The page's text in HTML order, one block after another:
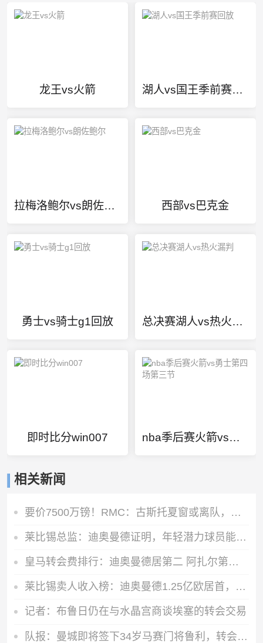
龙王vs火箭 湖人vs国王季前赛回放
拉梅洛鲍尔vs朗佐鲍尔 西部vs巴克金
勇士vs骑士g1回放 总决赛湖人vs热火漏判
即时比分win007 nba季后赛火箭vs勇士第四场第三节
相关新闻
要价7500万镑！RMC：古斯托夏窗或离队，曼城不愿满足切尔西要价
莱比锡总监：迪奥曼德证明，年轻潜力球员能在我们这得到巨大提升
皇马转会费排行：迪奥曼德居第二 阿扎尔第三 C罗第五 齐达内第七
莱比锡卖人收入榜：迪奥曼德1.25亿欧居首，舍什科索博奥尔莫在列
记者：布鲁日仍在与水晶宫商谈埃塞的转会交易
队报：曼城即将签下34岁马赛门将鲁利，转会费350万欧元